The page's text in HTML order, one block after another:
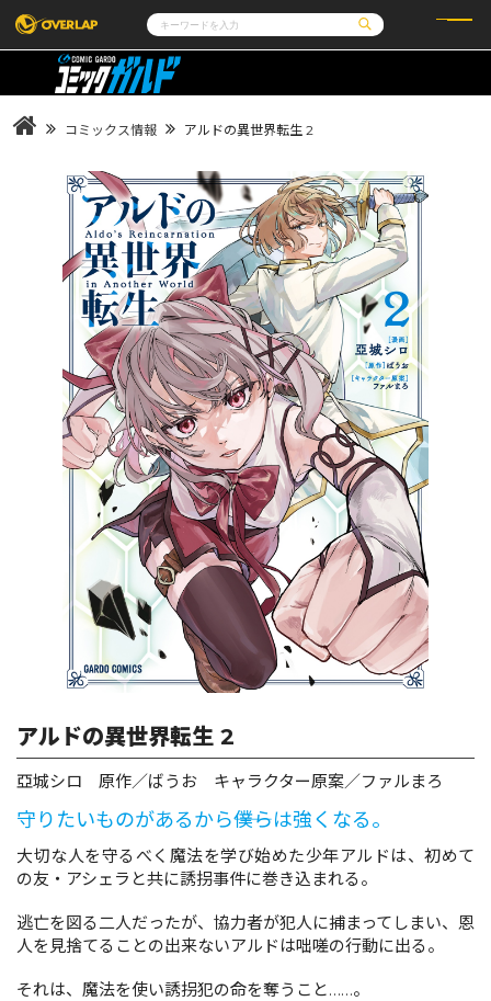
コミック
LiQulle
ライトノベル
ノベルス
ノベルスf
ポケットモンスター
アニメ
ゲーム
オーバーラップ広報室
企業
会社概要
採用情報
アクセス
オーバーラップホールディングス
お問い合わせはこちら
オーバーラップ文庫
オーバーラップノベルス
オーバーラップノベルスf
ロサージュノベルス
コミックガルド
コミッククリエ
コミックパルフェ
コミックス情報 アルドの異世界転生 2
アルドの異世界転生 2
亞城シロ 原作／ばうお キャラクター原案／ファルまろ
守りたいものがあるから――僕らは強くなる。
大切な人を守るべく魔法を学び始めた少年アルドは、初めて
の友・アシェラと共に誘拐事件に巻き込まれる。
逃亡を図る二人だったが、協力者が犯人に捕まってしまい、恩
人を見捨てることの出来ないアルドは咄嗟の行動に出る。
それは、魔法を使い誘拐犯の命を奪うこと……。